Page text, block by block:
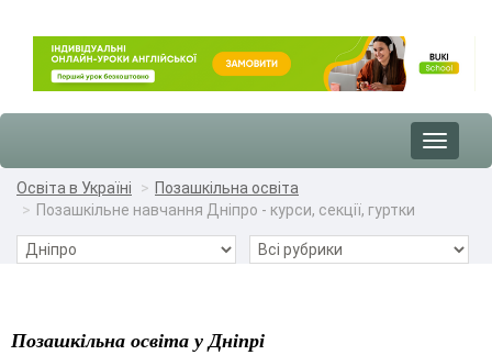
Toggle
Освіта в Україні
Позашкільна освіта
Позашкільне навчання Дніпро - курси, секції, гуртки
Позашкільна освіта у Дніпрі